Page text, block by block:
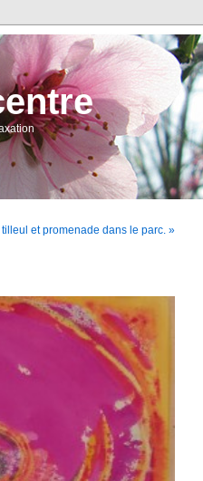
tilleul et promenade dans le parc. »